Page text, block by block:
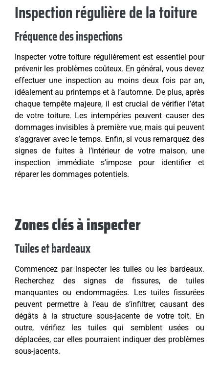
Inspection régulière de la toiture
Fréquence des inspections
Inspecter votre toiture régulièrement est essentiel pour
prévenir les problèmes coûteux. En général, vous devez
effectuer une inspection au moins deux fois par an,
idéalement au printemps et à l’automne. De plus, après
chaque tempête majeure, il est crucial de vérifier l’état
de votre toiture. Les intempéries peuvent causer des
dommages invisibles à première vue, mais qui peuvent
s’aggraver avec le temps. Enfin, si vous remarquez des
signes de fuites à l’intérieur de votre maison, une
inspection immédiate s’impose pour identifier et
réparer les dommages potentiels.
Zones clés à inspecter
Tuiles et bardeaux
Commencez par inspecter les tuiles ou les bardeaux.
Recherchez des signes de fissures, de tuiles
manquantes ou endommagées. Les tuiles fissurées
peuvent permettre à l’eau de s’infiltrer, causant des
dégâts à la structure sous-jacente de votre toit. En
outre, vérifiez les tuiles qui semblent usées ou
déplacées, car elles pourraient indiquer des problèmes
sous-jacents.